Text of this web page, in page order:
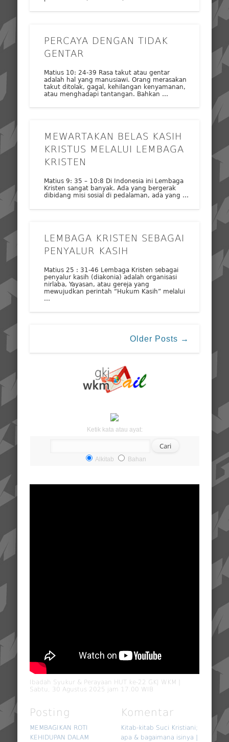
PERCAYA DENGAN TIDAK
GENTAR
Matius 10: 24-39 Rasa takut atau gentar
adalah hal yang manusiawi. Orang merasakan
takut ditolak, gagal, kehilangan kenyamanan,
atau menghadapi tantangan. Bahkan …
MEWARTAKAN BELAS KASIH
KRISTUS MELALUI LEMBAGA
KRISTEN
Matius 9: 35 – 10:8 Di Indonesia ini Lembaga
Kristen sangat banyak. Ada yang bergerak
dibidang misi sosial di pedalaman, ada yang …
LEMBAGA KRISTEN SEBAGAI
PENYALUR KASIH
Matius 25 : 31-46 Lembaga Kristen sebagai
penyalur kasih (diakonia) adalah organisasi
nirlaba, Yayasan, atau gereja yang
mewujudkan perintah “Hukum Kasih” melalui
…
Older Posts →
Ketik kata atau ayat:
Alkitab Bahan
Ibadah Syukur & Perayaan HUT ke-22 GKJ WKM |
Sabtu, 30 Agustus 2025 jam 17.00 WIB
Posting
MEMBAGIKAN ROTI
KEHIDUPAN DALAM
Komentar
Kitab-kitab Suci Kristiani;
apa & bagaimana isinya |